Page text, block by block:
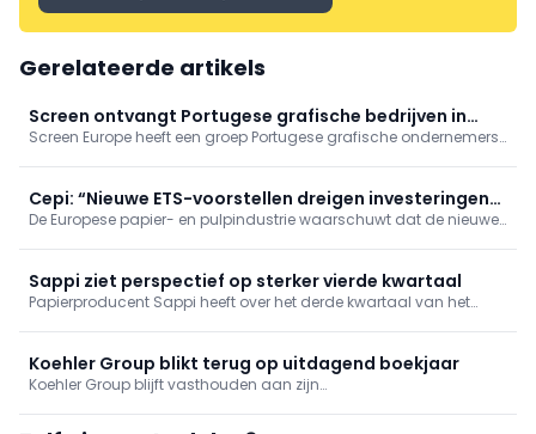
Gerelateerde artikels
Screen ontvangt Portugese grafische bedrijven in
Aalsmeer
Screen Europe heeft een groep Portugese grafische ondernemers
Cepi: “Nieuwe ETS-voorstellen dreigen investeringen
af te remmen”
De Europese papier- en pulpindustrie waarschuwt dat de nieuwe
kunnen ondermijnen.
Sappi ziet perspectief op sterker vierde kwartaal
Papierproducent Sappi heeft over het derde kwartaal van het
verbeterde verwachtingen die het concern in juli naar voren
schoof.
Koehler Group blikt terug op uitdagend boekjaar
Koehler Group blijft vasthouden aan zijn